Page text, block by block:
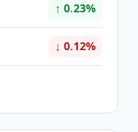
↑ 0.23%
↓ 0.12%